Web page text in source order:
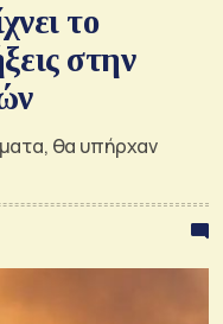
το
στην
θα υπήρχαν